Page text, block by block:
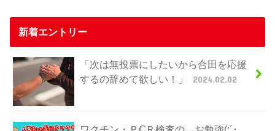
新着エントリー
「次は無投票にしたいから合田を応援
するの辞めて欲しい！」
2024.02.02